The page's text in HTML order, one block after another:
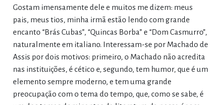
Gostam imensamente dele e muitos me dizem: meus
pais, meus tios, minha irmã estão lendo com grande
encanto “Brás Cubas”, “Quincas Borba” e “Dom Casmurro”,
naturalmente em italiano. Interessam-se por Machado de
Assis por dois motivos: primeiro, o Machado não acredita
nas instituições, é cético e, segundo, tem humor, que é um
elemento sempre moderno, e tem uma grande
preocupação com o tema do tempo, que, como se sabe, é